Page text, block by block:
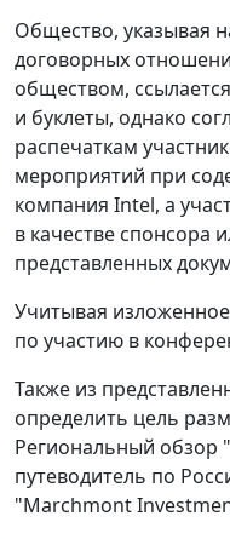
Общество, указывая
договорных
обществом,
и буклеты, однако
распечаткам
мероприятий при
компания Intel, а
в качестве спонсора
представленных
Учитывая
по участию в
Также из
определить цель
Региональный
путеводитель по
"Marchmont